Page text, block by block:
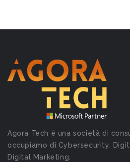
Agora Tech è una società di
occupiamo di Cybersecurity,
Digital Marketing.